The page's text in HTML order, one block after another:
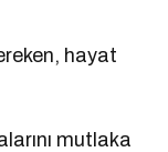
hayat
mutlaka